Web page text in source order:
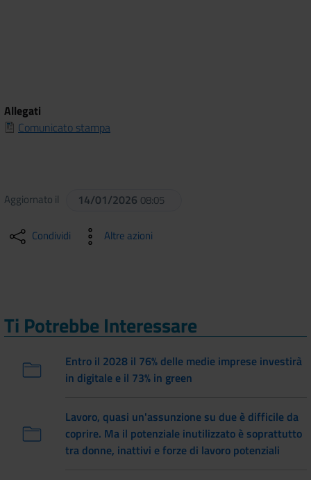
Allegati
Comunicato stampa
Aggiornato il 14/01/2026 08:05
Condividi Altre azioni
Ti Potrebbe Interessare
Entro il 2028 il 76% delle medie imprese investirà
in digitale e il 73% in green
Lavoro, quasi un'assunzione su due è difficile da
coprire. Ma il potenziale inutilizzato è soprattutto
tra donne, inattivi e forze di lavoro potenziali